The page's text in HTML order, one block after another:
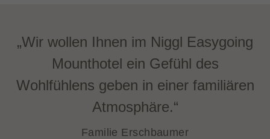
„Wir wollen Ihnen im Niggl Easygoing
Mounthotel ein Gefühl des
Wohlfühlens geben in einer familiären
Atmosphäre.“
Familie Erschbaumer